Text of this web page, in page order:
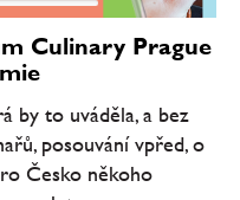
Culinary Prague
by to uváděla, a bez
posouvání vpřed, o
Česko někoho